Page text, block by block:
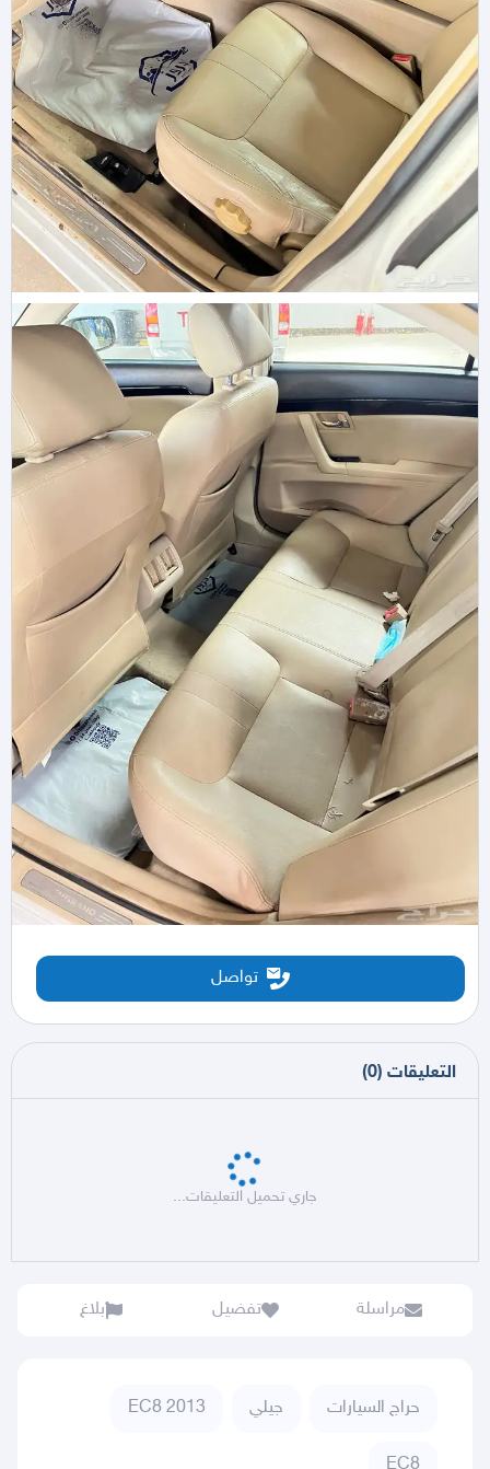
تواصل
التعليقات (
0
)
جاري تحميل التعليقات...
مراسلة تفضيل بلاغ
حراج السيارات جيلي EC8 2013